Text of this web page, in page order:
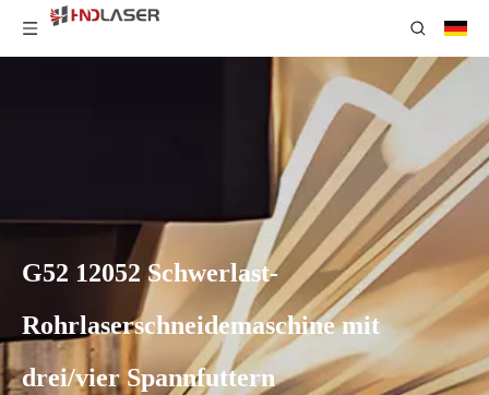
G52 12052 Schwerlast-
Rohrlaserschneidemaschine mit
drei/vier Spannfuttern